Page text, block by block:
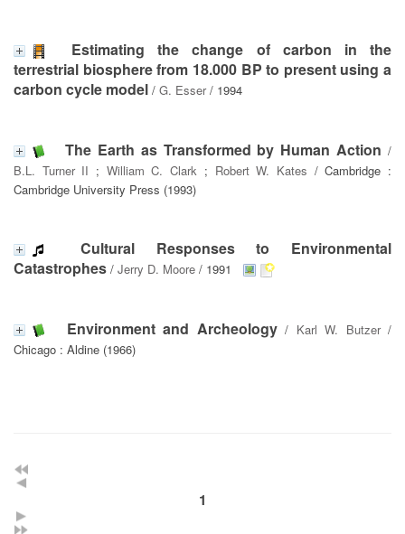
Estimating the change of carbon in the
terrestrial biosphere from 18.000 BP to present using a
carbon cycle model / G. Esser/ 1994
The Earth as Transformed by Human Action /
B.L. Turner II ; William C. Clark ; Robert W. Kates / Cambridge :
Cambridge University Press (1993)
Cultural Responses to Environmental
Catastrophes / Jerry D. Moore / 1991
Environment and Archeology/ Karl W. Butzer/
Chicago : Aldine (1966)
1